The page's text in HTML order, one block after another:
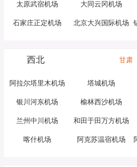
太原武宿机场 大同云冈机场
石家庄正定机场 北京大兴国际机场
西北 甘肃
阿拉尔塔里木机场 塔城机场
银川河东机场 榆林西沙机场
兰州中川机场 和田于田万方机场
喀什机场 阿克苏温宿机场